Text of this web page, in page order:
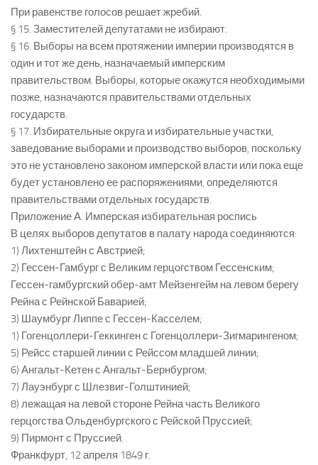
При равенстве голосов решает жребий.
§ 15. Заместителей депутатами не избирают.
§ 16. Выборы на всем протяжении империи производятся в
один и тот же день, назначаемый имперским
правительством. Выборы, которые окажутся необходимыми
позже, назначаются правительствами отдельных
государств.
§ 17. Избирательные округа и избирательные участки,
заведование выборами и производство выборов, поскольку
это не установлено законом имперской власти или пока еще
будет установлено ее распоряжениями, определяются
правительствами отдельных государств.
Приложение А. Имперская избирательная роспись
В целях выборов депутатов в палату народа соединяются:
1) Лихтенштейн с Австрией;
2) Гессен-Гамбург с Великим герцогством Гессенским;
Гессен-гамбургский обер-амт Мейзенгейм на левом берегу
Рейна с Рейнской Баварией;
3) Шаумбург Липпе с Гессен-Касселем;
1) Гогенцоллери-Геккинген с Гогенцоллери-Зигмарингеном;
5) Рейсс старшей линии с Рейссом младшей линии;
6) Ангальт-Кетен с Ангальт-Бернбургом;
7) Лауэнбург с Шлезвиг-Голштинией;
8) лежащая на левой стороне Рейна часть Великого
герцогства Ольденбургского с Рейской Пруссией;
9) Пирмонт с Пруссией.
Франкфурт, 12 апреля 1849 г.